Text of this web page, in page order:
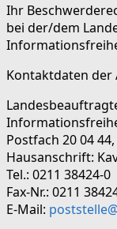
Ihr
bei der/dem
Kontaktdaten der
Postfach 20 04
Hausanschrift:
Tel.: 0211 38424-0
Fax-Nr.: 0211
E-Mail: